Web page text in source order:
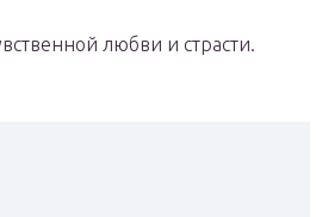
любви и страсти.